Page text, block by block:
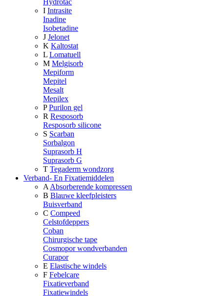
Hydrotac
I Intrasite
Inadine
Isobetadine
J Jelonet
K Kaltostat
L Lomatuell
M Melgisorb
Mepiform
Mepitel
Mesalt
Mepilex
P Purilon gel
R Resposorb
Resposorb silicone
S Scarban
Sorbalgon
Suprasorb H
Suprasorb G
T Tegaderm wondzorg
Verband- En Fixatiemiddelen
A Absorberende kompressen
B Blauwe kleefpleisters
Buisverband
C Compeed
Celstofdeppers
Coban
Chirurgische tape
Cosmopor wondverbanden
Curapor
E Elastische windels
F Febelcare
Fixatieverband
Fixatiewindels